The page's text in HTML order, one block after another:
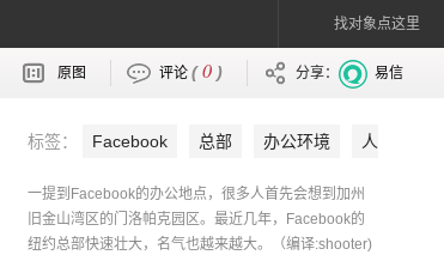
找对象点这里
原图 评论 (0 ) 分享： 易信
标签： Facebook 总部 办公环境
人
一提到Facebook的办公地点，很多人首先会想到加州
旧金山湾区的门洛帕克园区。最近几年，Facebook的
纽约总部快速壮大，名气也越来越大。（编译:shooter)